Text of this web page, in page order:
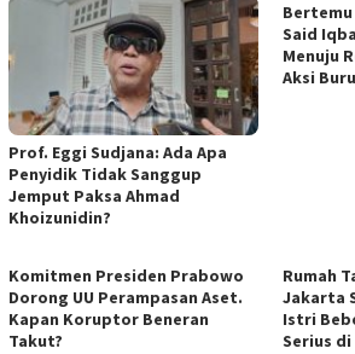
Prof. Eggi Sudjana: Ada Apa
Penyidik Tidak Sanggup
Jemput Paksa Ahmad
Khoizunidin?
Said
Menuju
Aksi
Komitmen Presiden Prabowo
Dorong UU Perampasan Aset.
Kapan Koruptor Beneran
Takut?
Rumah
Jakarta
Istri
Serius